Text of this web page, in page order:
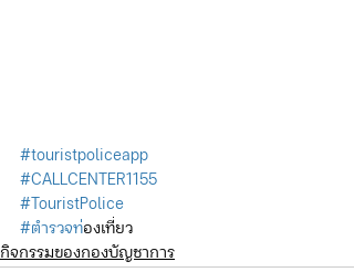
#touristpoliceapp
#CALLCENTER1155
#TouristPolice
#ตำรวจท่องเที่ยว
กิจกรรมของกองบัญชาการ